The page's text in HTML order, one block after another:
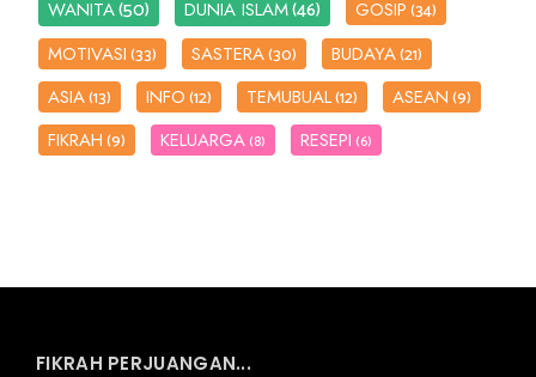
WANITA(50) DUNIA ISLAM(46) GOSIP(34)
MOTIVASI(33) SASTERA(30) BUDAYA(21)
ASIA(13) INFO(12) TEMUBUAL(12) ASEAN(9)
FIKRAH(9) KELUARGA (8) RESEPI (6)
FIKRAH PERJUANGAN...